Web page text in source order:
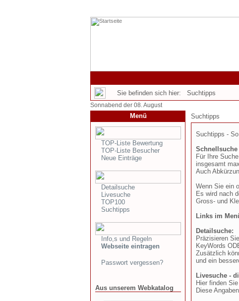
Sie befinden sich hier: Suchtipps
Sonnabend der 08. August
Menü
TOP-Liste Bewertung
TOP-Liste Besucher
Neue Einträge
Detailsuche
Livesuche
TOP100
Suchtipps
Info,s und Regeln
Webseite eintragen
Passwort vergessen?
Aus unserem Webkatalog
Suchtipps
Suchtipps -
Schnellsuche
Für Ihre
insgesamt
Auch
Wenn Sie ein
Es wird nach
Gross- und
Links im
Detailsuche:
Präzisieren
KeyWords
Zusätzlich
und ein
Livesuche -
Hier finden
Diese